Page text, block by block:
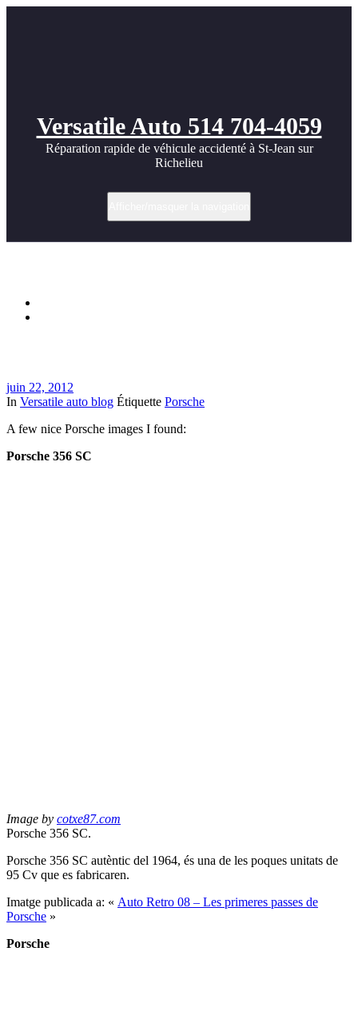
Versatile Auto 514 704-4059
Réparation rapide de véhicule accidenté à St-Jean sur
Richelieu
juin 22, 2012
In Versatile auto blog Étiquette Porsche
A few nice Porsche images I found:
Porsche 356 SC
Image by cotxe87.com
Porsche 356 SC.
Porsche 356 SC autèntic del 1964, és una de les poques unitats de
95 Cv que es fabricaren.
Imatge publicada a: « Auto Retro 08 – Les primeres passes de
Porsche »
Porsche